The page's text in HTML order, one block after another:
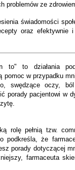
problemów ze
świadomości
oraz efektywnie
to działania
w przypadku
swędzące oczy,
porady pacjentowi w
rolę pełnią tzw.
podkreśla, że
porady dotyczącej
farmaceuta